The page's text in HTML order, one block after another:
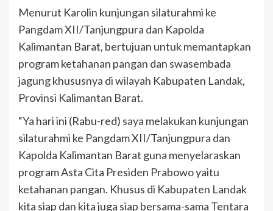
Menurut Karolin kunjungan silaturahmi ke
Pangdam XII/Tanjungpura dan Kapolda
Kalimantan Barat, bertujuan untuk memantapkan
program ketahanan pangan dan swasembada
jagung khususnya di wilayah Kabupaten Landak,
Provinsi Kalimantan Barat.
“Ya hari ini (Rabu-red) saya melakukan kunjungan
silaturahmi ke Pangdam XII/Tanjungpura dan
Kapolda Kalimantan Barat guna menyelaraskan
program Asta Cita Presiden Prabowo yaitu
ketahanan pangan. Khusus di Kabupaten Landak
kita siap dan kita juga siap bersama-sama Tentara